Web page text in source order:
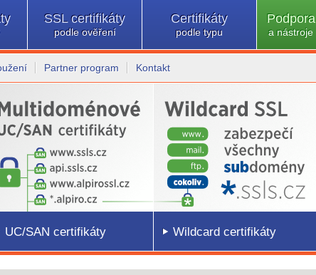
SSL certifikáty
podle ověření
Certifikáty
podle typu
Podpora
a nástroje
Partner program Kontakt
UC/SAN certifikáty Wildcard certifikáty